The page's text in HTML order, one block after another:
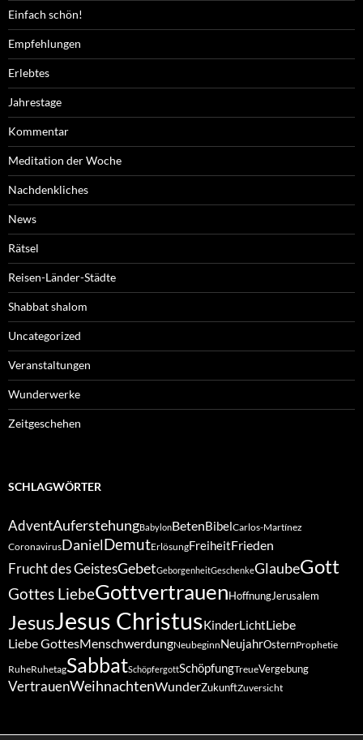
Einfach schön!
Empfehlungen
Erlebtes
Jahrestage
Kommentar
Meditation der Woche
Nachdenkliches
News
Rätsel
Reisen-Länder-Städte
Shabbat shalom
Uncategorized
Veranstaltungen
Wunderwerke
Zeitgeschehen
SCHLAGWÖRTER
AdventAuferstehungBabylonBetenBibelCarlos-Martínez
CoronavirusDanielDemutErlösungFreiheitFrieden
Frucht des GeistesGebetGeborgenheitGeschenkeGlaubeGott
Gottes LiebeGottvertrauenHoffnungJerusalem
JesusJesus ChristusKinderLichtLiebe
Liebe GottesMenschwerdungNeubeginnNeujahrOsternProphetie
RuheRuhetagSabbatSchöpfergottSchöpfungTreueVergebung
VertrauenWeihnachtenWunderZukunftZuversicht